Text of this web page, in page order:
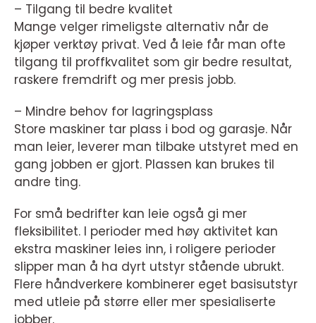
– Tilgang til bedre kvalitet
Mange velger rimeligste alternativ når de
kjøper verktøy privat. Ved å leie får man ofte
tilgang til proffkvalitet som gir bedre resultat,
raskere fremdrift og mer presis jobb.
– Mindre behov for lagringsplass
Store maskiner tar plass i bod og garasje. Når
man leier, leverer man tilbake utstyret med en
gang jobben er gjort. Plassen kan brukes til
andre ting.
For små bedrifter kan leie også gi mer
fleksibilitet. I perioder med høy aktivitet kan
ekstra maskiner leies inn, i roligere perioder
slipper man å ha dyrt utstyr stående ubrukt.
Flere håndverkere kombinerer eget basisutstyr
med utleie på større eller mer spesialiserte
jobber.